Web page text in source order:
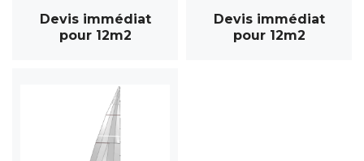
Devis immédiat
pour 12m2
Devis immédiat
pour 12m2